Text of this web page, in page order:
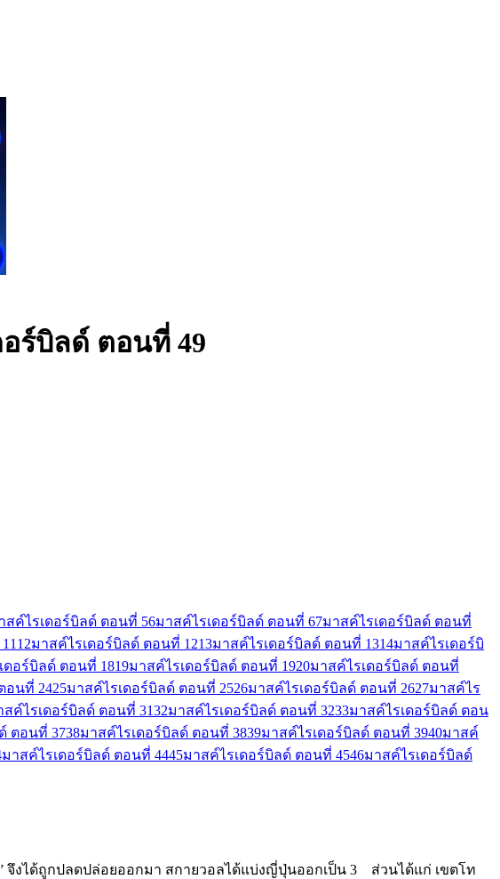
ร์บิลด์ ตอนที่ 49
สค์ไรเดอร์บิลด์ ตอนที่ 56มาสค์ไรเดอร์บิลด์ ตอนที่ 67มาสค์ไรเดอร์บิลด์ ตอนที่
12มาสค์ไรเดอร์บิลด์ ตอนที่ 1213มาสค์ไรเดอร์บิลด์ ตอนที่ 1314มาสค์ไรเดอร์บิ
ดอร์บิลด์ ตอนที่ 1819มาสค์ไรเดอร์บิลด์ ตอนที่ 1920มาสค์ไรเดอร์บิลด์ ตอนที่
อนที่ 2425มาสค์ไรเดอร์บิลด์ ตอนที่ 2526มาสค์ไรเดอร์บิลด์ ตอนที่ 2627มาสค์ไร
สค์ไรเดอร์บิลด์ ตอนที่ 3132มาสค์ไรเดอร์บิลด์ ตอนที่ 3233มาสค์ไรเดอร์บิลด์ ตอน
ตอนที่ 3738มาสค์ไรเดอร์บิลด์ ตอนที่ 3839มาสค์ไรเดอร์บิลด์ ตอนที่ 3940มาสค์
มาสค์ไรเดอร์บิลด์ ตอนที่ 4445มาสค์ไรเดอร์บิลด์ ตอนที่ 4546มาสค์ไรเดอร์บิลด์
จึงได้ถูกปลดปล่อยออกมา สกายวอลได้แบ่งญี่ปุ่นออกเป็น 3 ส่วนได้แก่ เขตโท